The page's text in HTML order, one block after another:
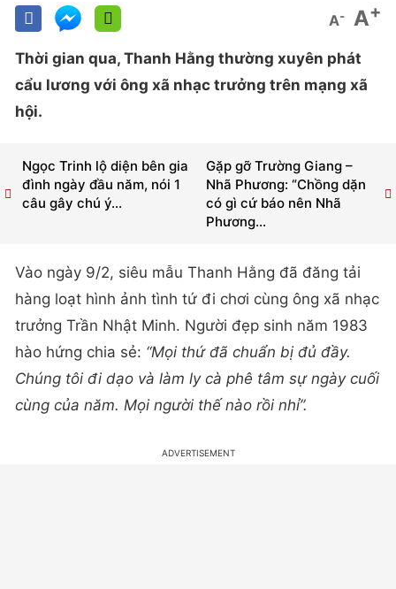
A- A+
Thời gian qua, Thanh Hằng thường xuyên phát
cẩu lương với ông xã nhạc trưởng trên mạng xã
hội.
Gặp gỡ Trường Giang –
Nhã Phương: “Chồng dặn
có gì cứ báo nên Nhã
Phương...
Ngọc Trinh lộ diện bên gia
đình ngày đầu năm, nói 1
câu gây chú ý...
Vào ngày 9/2, siêu mẫu Thanh Hằng đã đăng tải
hàng loạt hình ảnh tình tứ đi chơi cùng ông xã nhạc
trưởng Trần Nhật Minh. Người đẹp sinh năm 1983
hào hứng chia sẻ: “Mọi thứ đã chuẩn bị đủ đầy.
Chúng tôi đi dạo và làm ly cà phê tâm sự ngày cuối
cùng của năm. Mọi người thế nào rồi nhỉ”.